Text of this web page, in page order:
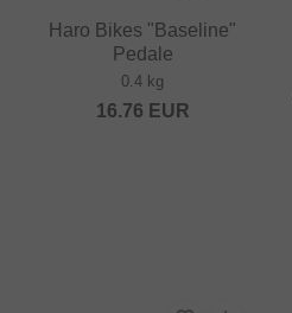
Haro Bikes "Baseline"
Pedale
0.4 kg
16.76 EUR